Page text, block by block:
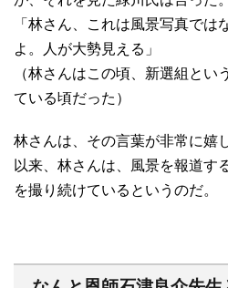
「林さん、これは風景写真で
よ。人が大勢見える」
（林さんはこの頃、新選組とい
ている頃だった）
林さんは、その言葉が非常に嬉
以来、林さんは、風景を報道す
を撮り続けているというのだ。